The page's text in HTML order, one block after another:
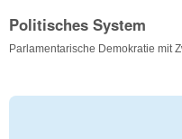
Politisches System
Parlamentarische Demokratie mit